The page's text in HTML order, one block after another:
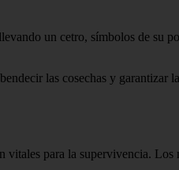
un cetro, símbolos de su
las cosechas y garantizar
para la supervivencia. Los